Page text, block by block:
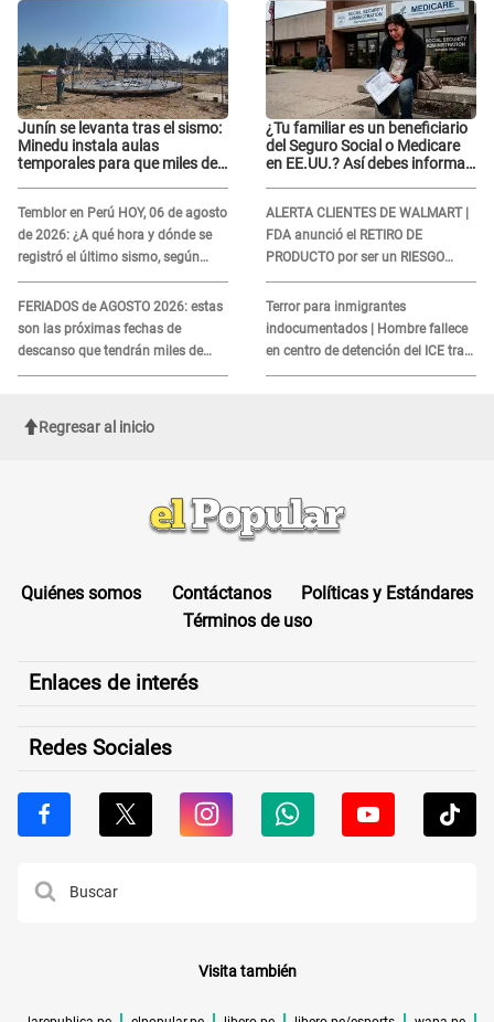
Junín se levanta tras el sismo:
Minedu instala aulas
temporales para que miles de
Temblor en Perú HOY, 06 de agosto
de 2026: ¿A qué hora y dónde se
registró el último sismo, según
IGP?
FERIADOS de AGOSTO 2026: estas
son las próximas fechas de
descanso que tendrán miles de
peruanos
¿Tu familiar es un beneficiario
del Seguro Social o Medicare
en EE.UU.? Así debes informar
ALERTA CLIENTES DE WALMART |
FDA anunció el RETIRO DE
PRODUCTO por ser un RIESGO
MORTAL para consumidores: ¿Cuál
es?
Terror para inmigrantes
indocumentados | Hombre fallece
en centro de detención del ICE tras
sufrir una "emergencia médica"
Regresar al inicio
Quiénes somos Contáctanos
Políticas y Estándares
Términos de uso
Enlaces de interés
Redes Sociales
Visita también